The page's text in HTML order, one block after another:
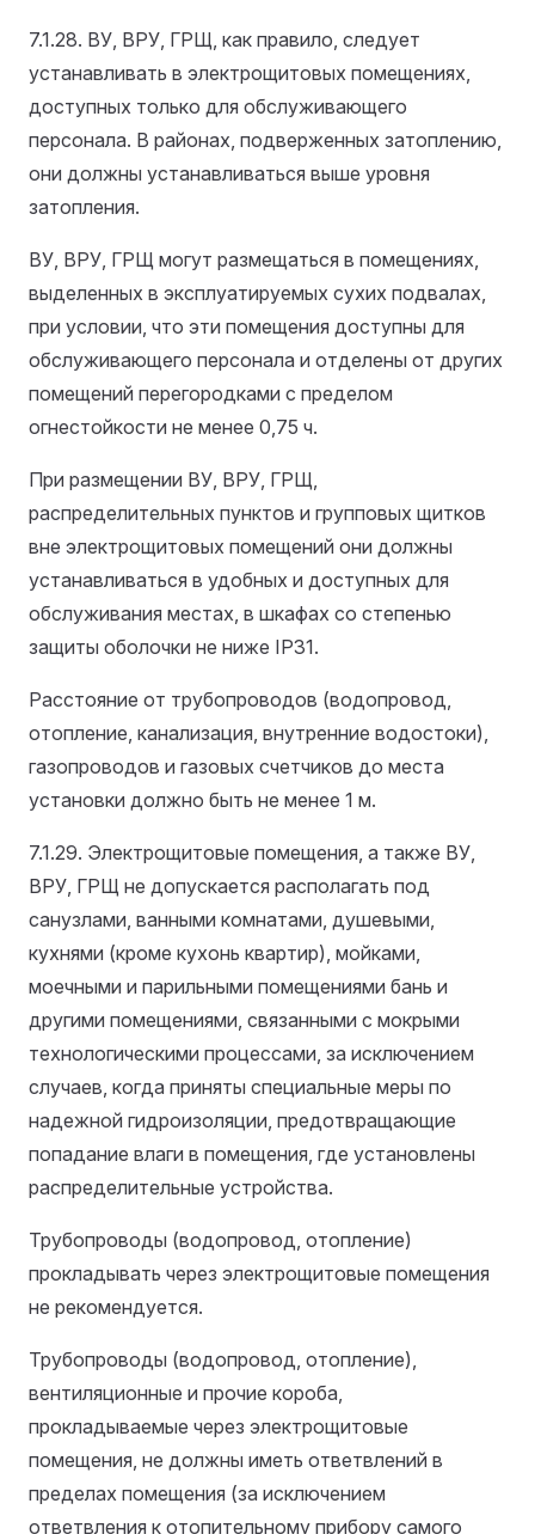
7.1.28. ВУ, ВРУ, ГРЩ, как правило, следует
устанавливать в электрощитовых помещениях,
доступных только для обслуживающего
персонала. В районах, подверженных затоплению,
они должны устанавливаться выше уровня
затопления.
ВУ, ВРУ, ГРЩ могут размещаться в помещениях,
выделенных в эксплуатируемых сухих подвалах,
при условии, что эти помещения доступны для
обслуживающего персонала и отделены от других
помещений перегородками с пределом
огнестойкости не менее 0,75 ч.
При размещении ВУ, ВРУ, ГРЩ,
распределительных пунктов и групповых щитков
вне электрощитовых помещений они должны
устанавливаться в удобных и доступных для
обслуживания местах, в шкафах со степенью
защиты оболочки не ниже IР31.
Расстояние от трубопроводов (водопровод,
отопление, канализация, внутренние водостоки),
газопроводов и газовых счетчиков до места
установки должно быть не менее 1 м.
7.1.29. Электрощитовые помещения, а также ВУ,
ВРУ, ГРЩ не допускается располагать под
санузлами, ванными комнатами, душевыми,
кухнями (кроме кухонь квартир), мойками,
моечными и парильными помещениями бань и
другими помещениями, связанными с мокрыми
технологическими процессами, за исключением
случаев, когда приняты специальные меры по
надежной гидроизоляции, предотвращающие
попадание влаги в помещения, где установлены
распределительные устройства.
Трубопроводы (водопровод, отопление)
прокладывать через электрощитовые помещения
не рекомендуется.
Трубопроводы (водопровод, отопление),
вентиляционные и прочие короба,
прокладываемые через электрощитовые
помещения, не должны иметь ответвлений в
пределах помещения (за исключением
ответвления к отопительному прибору самого